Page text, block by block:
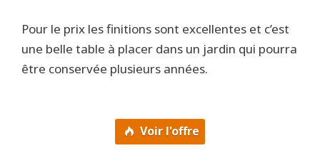
Pour le prix les finitions sont excellentes et c’est
une belle table à placer dans un jardin qui pourra
être conservée plusieurs années.
Voir l'offre